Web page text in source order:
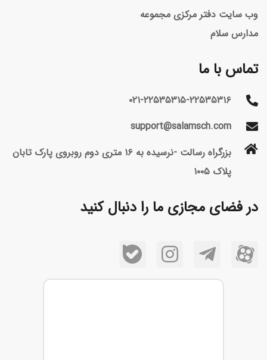
وب سایت دفتر مرکزی مجموعه
مدارس سلام
تماس با ما
۰۲۱-۲۲۵۳۵۳۱۵-۲۲۵۳۵۳۱۶
support@salamsch.com
بزرگراه رسالت -نرسیده به ۱۶ متری دوم روبروی پارک تابان
پلاک ۱۰۰۵
در فضای مجازی ما را دنبال کنید